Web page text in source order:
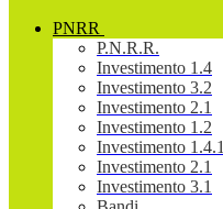
PNRR
P.N.R.R.
Investimento 1.4
Investimento 3.2
Investimento 2.1
Investimento 1.2
Investimento 1.4.1
Investimento 2.1
Investimento 3.1